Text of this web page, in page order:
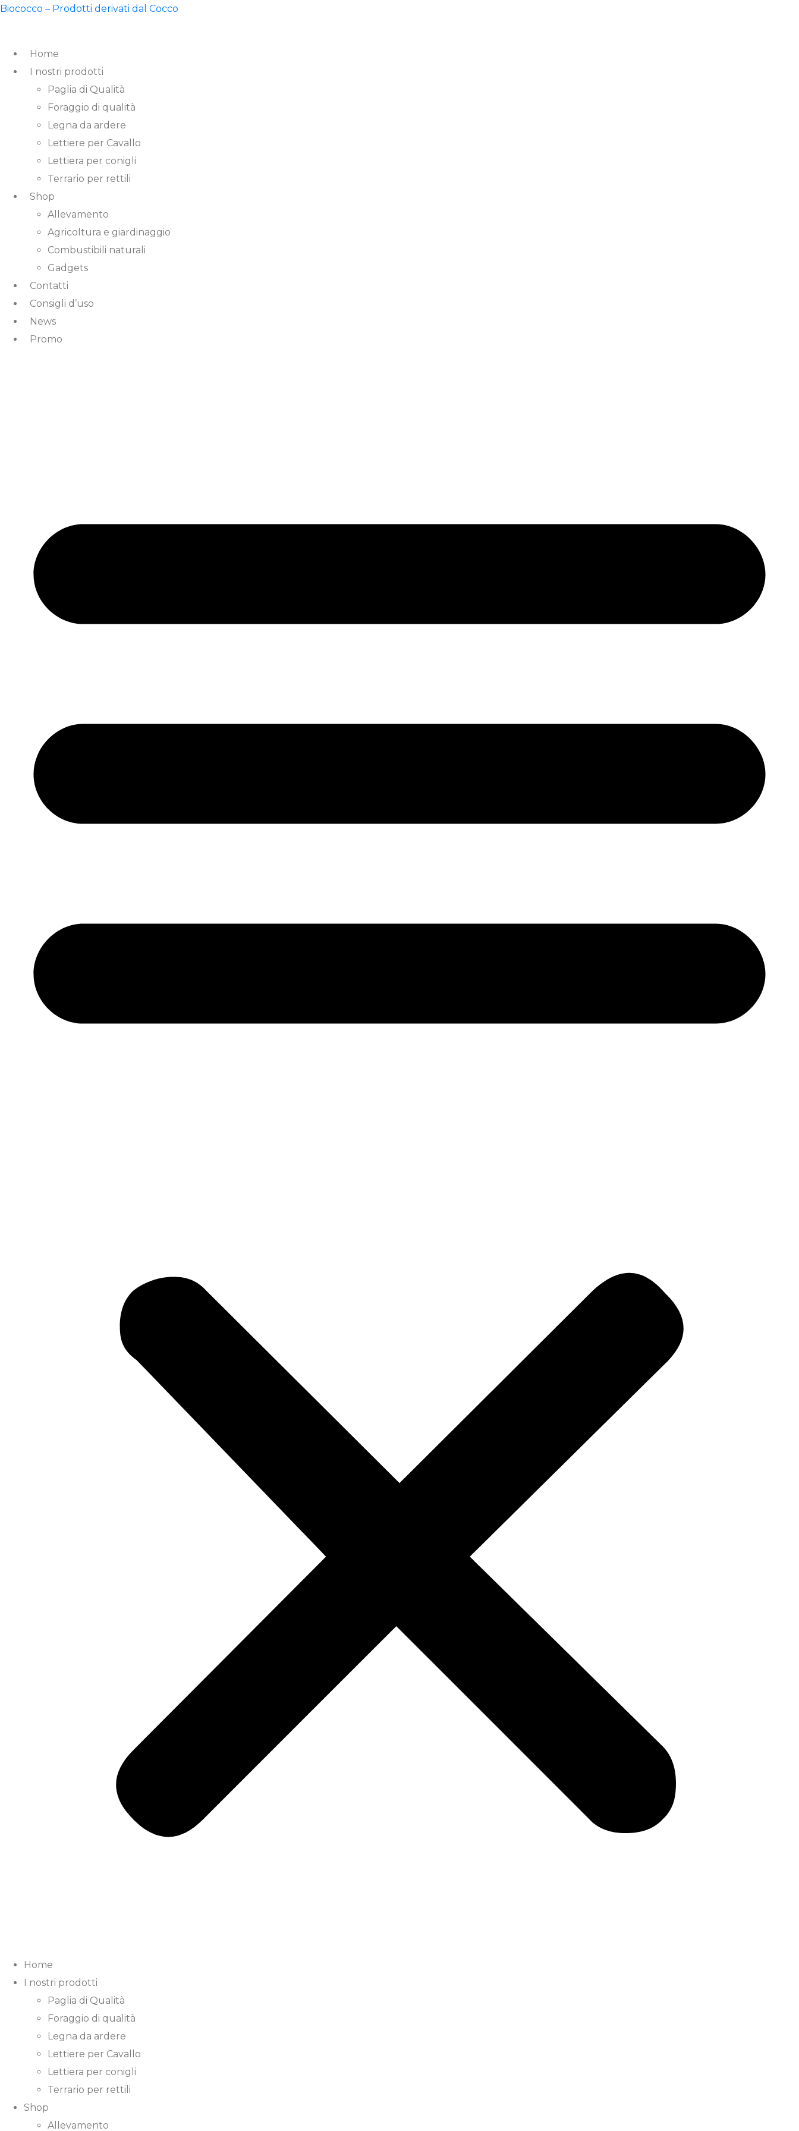
Biococco – Prodotti derivati dal Cocco
Home
I nostri prodotti
Paglia di Qualità
Foraggio di qualità
Legna da ardere
Lettiere per Cavallo
Lettiera per conigli
Terrario per rettili
Shop
Allevamento
Agricoltura e giardinaggio
Combustibili naturali
Gadgets
Contatti
Consigli d’uso
News
Promo
Home
I nostri prodotti
Paglia di Qualità
Foraggio di qualità
Legna da ardere
Lettiere per Cavallo
Lettiera per conigli
Terrario per rettili
Shop
Allevamento